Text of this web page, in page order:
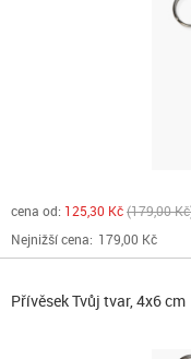
cena od: 125,30 Kč 179,00 Kč
Nejnižší cena: 179,00 Kč
Přívěsek Tvůj tvar, 4x6 cm